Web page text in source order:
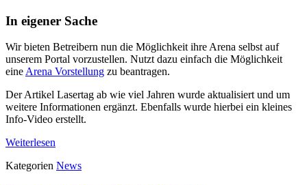
In eigener Sache
Wir bieten Betreibern nun die Möglichkeit ihre Arena selbst auf
unserem Portal vorzustellen. Nutzt dazu einfach die Möglichkeit
eine Arena Vorstellung zu beantragen.
Der Artikel Lasertag ab wie viel Jahren wurde aktualisiert und um
weitere Informationen ergänzt. Ebenfalls wurde hierbei ein kleines
Info-Video erstellt.
Weiterlesen
Kategorien News